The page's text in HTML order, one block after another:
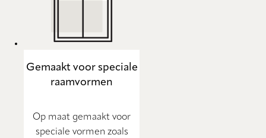
Gemaakt voor speciale
raamvormen
Op maat gemaakt voor
speciale vormen zoals